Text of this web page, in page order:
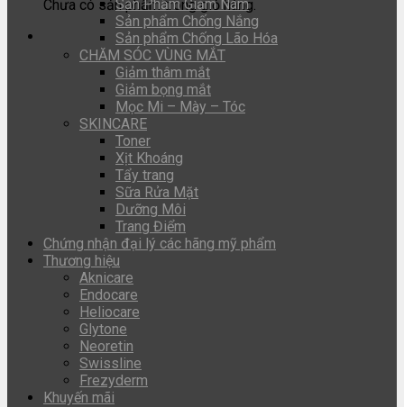
Chưa có sản phẩm trong giỏ hàng.
Sản Phẩm Giảm Nám
Sản phẩm Chống Nắng
Sản phẩm Chống Lão Hóa
CHĂM SÓC VÙNG MẮT
Giảm thâm mắt
Giảm bọng mắt
Mọc Mi – Mày – Tóc
SKINCARE
Toner
Xịt Khoáng
Tẩy trang
Sữa Rửa Mặt
Dưỡng Môi
Trang Điểm
Chứng nhận đại lý các hãng mỹ phẩm
Thương hiệu
Aknicare
Endocare
Heliocare
Glytone
Neoretin
Swissline
Frezyderm
Khuyến mãi